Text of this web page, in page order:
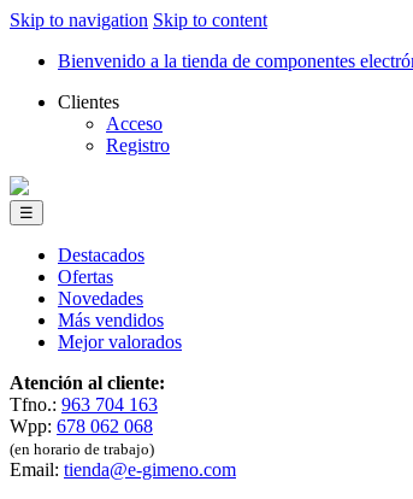
Skip to navigation Skip to content
Bienvenido a la tienda de componentes
Clientes
Acceso
Registro
☰
Destacados
Ofertas
Novedades
Más vendidos
Mejor valorados
Atención al cliente:
Tfno.: 963 704 163
Wpp: 678 062 068
(en horario de trabajo)
Email: tienda@e-gimeno.com